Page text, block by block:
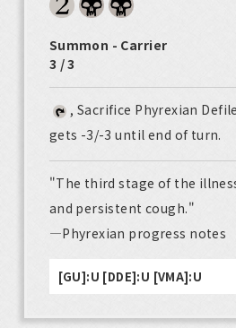
Summon - Carrier
3 / 3
, Sacrifice Phyrexian
gets -3/-3 until end of turn.
"The third stage of the
and persistent cough."
—Phyrexian progress notes
[GU]:U [DDE]:U [VMA]:U